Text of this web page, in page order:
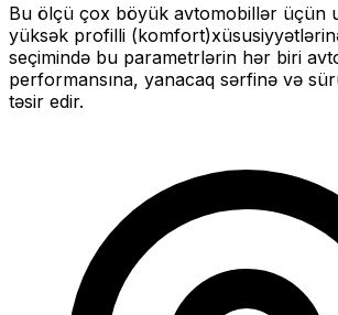
Bu ölçü çox böyük avtomobillər üçün
yüksək profilli (komfort)
seçimində bu parametrlərin hər biri
performansına, yanacaq sərfinə və
təsir edir.